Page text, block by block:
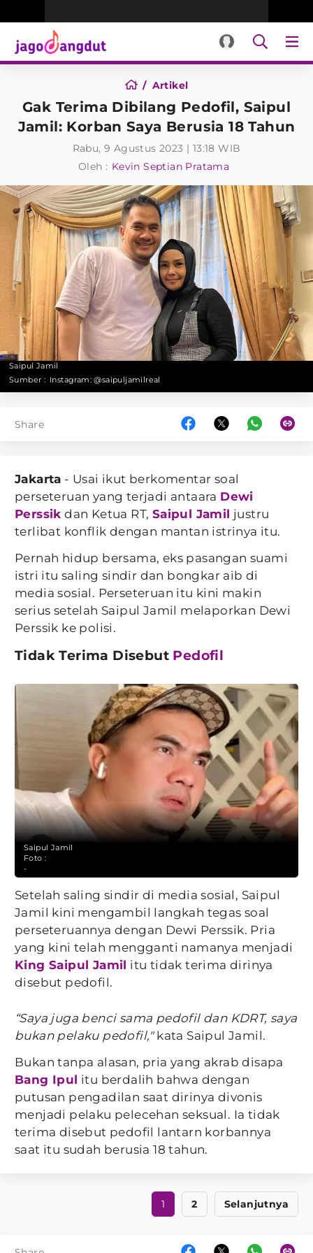
Artikel
Gak Terima Dibilang Pedofil, Saipul
Jamil: Korban Saya Berusia 18 Tahun
Rabu, 9 Agustus 2023 | 13:18 WIB
Oleh : Kevin Septian Pratama
Saipul Jamil
Sumber : Instagram: @saipuljamilreal
Share
Jakarta - Usai ikut berkomentar soal
perseteruan yang terjadi antaara Dewi
Perssik dan Ketua RT, Saipul Jamil justru
terlibat konflik dengan mantan istrinya itu.
Pernah hidup bersama, eks pasangan suami
istri itu saling sindir dan bongkar aib di
media sosial. Perseteruan itu kini makin
serius setelah Saipul Jamil melaporkan Dewi
Perssik ke polisi.
Tidak Terima Disebut Pedofil
Saipul Jamil
Foto :
-
Setelah saling sindir di media sosial, Saipul
Jamil kini mengambil langkah tegas soal
perseteruannya dengan Dewi Perssik. Pria
yang kini telah mengganti namanya menjadi
King Saipul Jamil itu tidak terima dirinya
disebut pedofil.
“Saya juga benci sama pedofil dan KDRT, saya
bukan pelaku pedofil,"kata Saipul Jamil.
Bukan tanpa alasan, pria yang akrab disapa
Bang Ipul itu berdalih bahwa dengan
putusan pengadilan saat dirinya divonis
menjadi pelaku pelecehan seksual. Ia tidak
terima disebut pedofil lantarn korbannya
saat itu sudah berusia 18 tahun.
1 2 Selanjutnya